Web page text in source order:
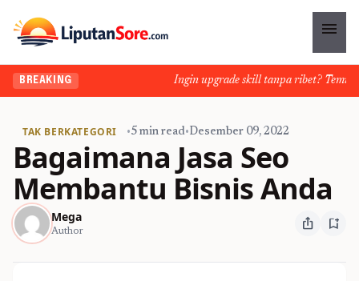
menu
BREAKING Ingin upgrade skill tanpa ribet?
TAK BERKATEGORI •5 min read•Desember 09, 2022
Bagaimana Jasa Seo
Membantu Bisnis Anda
Mega
Author ios_share bookmark_add